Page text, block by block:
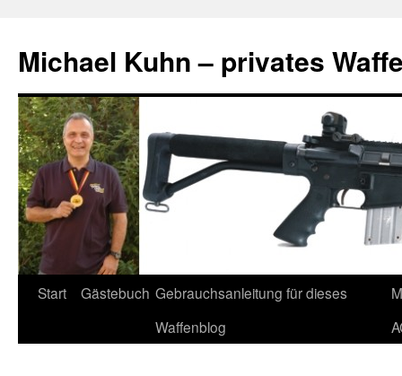
springen
Michael Kuhn – privates
Start Gästebuch Gebrauchsanleitung für dieses
Waffenblog